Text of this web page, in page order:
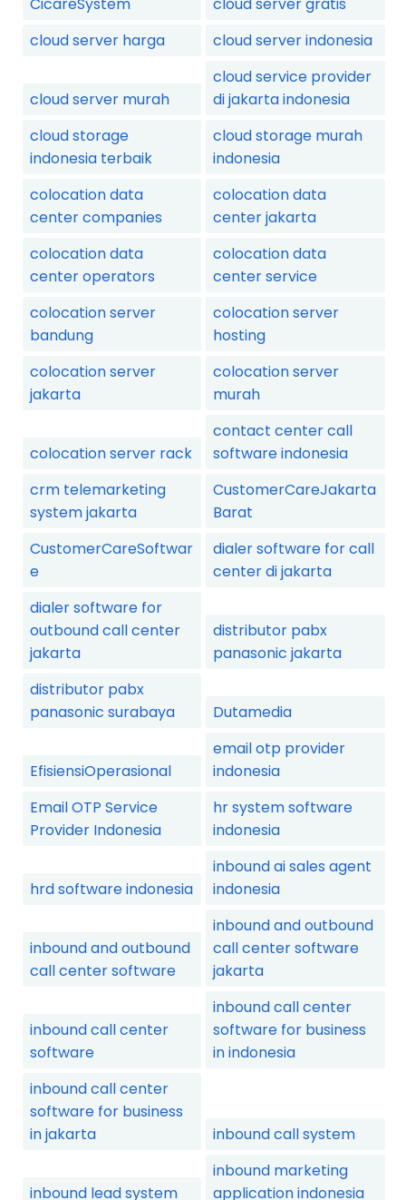
cloud server harga
cloud server indonesia
cloud server murah
cloud service provider
di jakarta indonesia
cloud storage
indonesia terbaik
cloud storage murah
indonesia
colocation data
center companies
colocation data
center jakarta
colocation data
center operators
colocation data
center service
colocation server
bandung
colocation server
hosting
colocation server
jakarta
colocation server
murah
colocation server rack
contact center call
software indonesia
crm telemarketing
system jakarta
CustomerCareJakarta
Barat
CustomerCareSoftwar
e
dialer software for call
center di jakarta
dialer software for
outbound call center
jakarta
distributor pabx
panasonic jakarta
distributor pabx
panasonic surabaya
Dutamedia
EfisiensiOperasional
email otp provider
indonesia
Email OTP Service
Provider Indonesia
hr system software
indonesia
hrd software indonesia
inbound ai sales agent
indonesia
inbound and outbound
call center software
inbound and outbound
call center software
jakarta
inbound call center
software
inbound call center
software for business
in indonesia
inbound call center
software for business
in jakarta
inbound call system
inbound lead system
inbound marketing
application indonesia